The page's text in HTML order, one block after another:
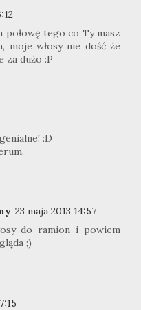
połowę tego co Ty masz
moje włosy nie dość że
za dużo :P
:D
23 maja 2013 14:57
do ramion i powiem
;)